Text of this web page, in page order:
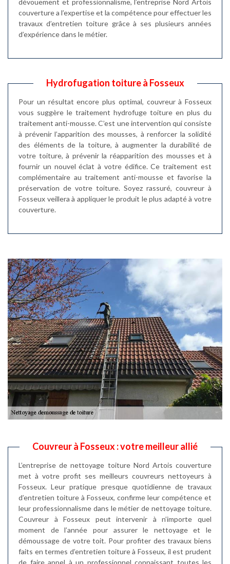
couverture a l’expertise et la compétence pour effectuer les
travaux d’entretien toiture grâce à ses plusieurs années
d’expérience dans le métier.
Hydrofugation toiture à Fosseux
Pour un résultat encore plus optimal, couvreur à Fosseux
vous suggère le traitement hydrofuge toiture en plus du
traitement anti-mousse. C’est une intervention qui consiste
à prévenir l’apparition des mousses, à renforcer la solidité
des éléments de la toiture, à augmenter la durabilité de
votre toiture, à prévenir la réapparition des mousses et à
fournir un nouvel éclat à votre édifice. Ce traitement est
complémentaire au traitement anti-mousse et favorise la
préservation de votre toiture. Soyez rassuré, couvreur à
Fosseux veillera à appliquer le produit le plus adapté à votre
couverture.
Couvreur à Fosseux : votre meilleur allié
L’entreprise de nettoyage toiture Nord Artois couverture
met à votre profit ses meilleurs couvreurs nettoyeurs à
Fosseux. Leur pratique presque quotidienne de travaux
d’entretien toiture à Fosseux, confirme leur compétence et
leur professionnalisme dans le métier de nettoyage toiture.
Couvreur à Fosseux peut intervenir à n’importe quel
moment de l’année pour assurer le nettoyage et le
démoussage de votre toit. Pour profiter des travaux biens
faits en termes d’entretien toiture à Fosseux, il est prudent
de faire appel à un professionnel connaissant toutes les